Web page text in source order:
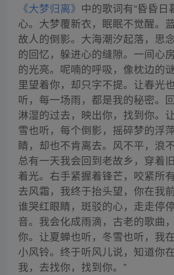
《大梦归离》 中的歌词有“昏昏日
心。大梦覆新衣，眠眠不觉醒。
故人的倒影。大海潮汐起落，思
的回忆，躲进心的缝隙。一间心
的光亮。呢喃的呼吸，像枕边的
里望着你，却只字不提。让春光
听，每一场雨，都是我的秘密。
淋湿的过去，映出你，找到你。
雪也听，每个倒影，摇碎梦的浮
睛，却也不肯离去。风不平，浪
总有一天我会回到老故乡，穿着
着光。右手紧握着锋芒，咬紧所
去风霜，我终于抬头望，你在我
谁哭红眼睛，斑驳的心，走走停
音。我会化成雨滴，古老的歌曲
你。让夏蝉也听，冬雪也听，我
小风铃。终于听风儿说，知道你
我，去找你，找到你。”